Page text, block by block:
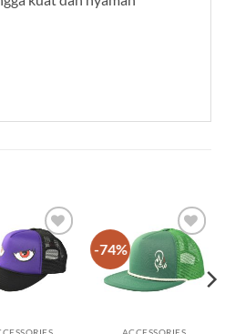
Add to
wishlist
-74%
Add to
wishlist